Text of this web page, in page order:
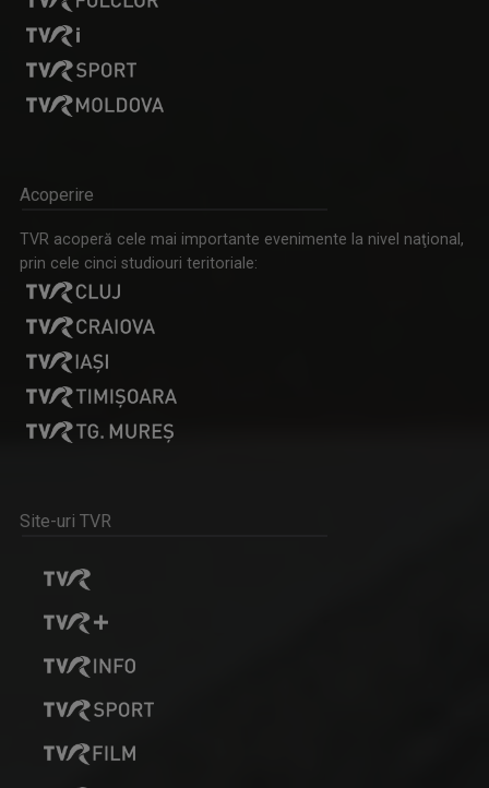
CARAVANA TVR3 LA TINE ACASĂ
Magazin de călătorie
SATUL MEU
Un răgaz în care se vorbeşte despre magia ...
IA ȘI DESCOPERĂ
Tronson care aduce patru producții difuzate ...
Din 2022 a revenit la TVR Iaşi unde realizează ...
Acoperire
TVR acoperă cele mai importante evenimente la nivel naţional,
prin cele cinci studiouri teritoriale:
Site-uri TVR